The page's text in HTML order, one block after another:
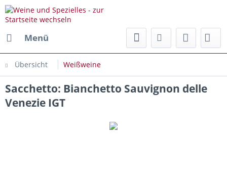
Menü
Übersicht Weißweine
Sacchetto: Bianchetto Sauvignon delle
Venezie IGT